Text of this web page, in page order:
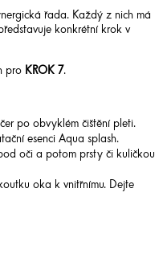
řada. Každý z nich má
konkrétní krok v
pro KROK 7.
po obvyklém čištění pleti.
esenci Aqua splash.
oči a potom prsty či kuličkou
oka k vnitřnímu. Dejte